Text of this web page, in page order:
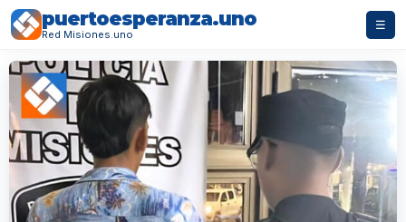
puertoesperanza.uno
Red Misiones.uno
☰